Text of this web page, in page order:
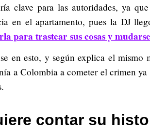
clave para las autoridades, ya
en el apartamento, pues la DJ
para trastear sus cosas y
en esto, y según explica el mismo
a Colombia a cometer el crimen
contar su